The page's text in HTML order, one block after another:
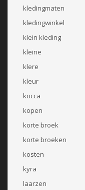
kledingmaten
kledingwinkel
klein kleding
kleine
klere
kleur
kocca
kopen
korte broek
korte broeken
kosten
kyra
laarzen